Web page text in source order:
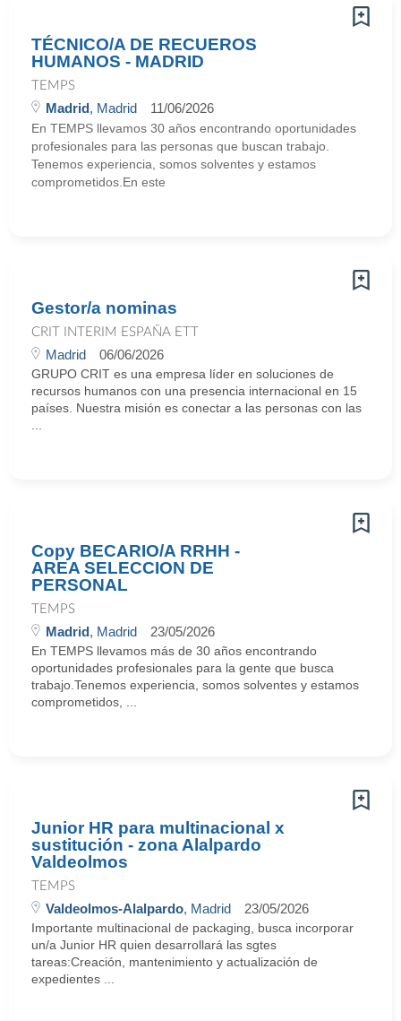
TÉCNICO/A DE RECUEROS
HUMANOS - MADRID
TEMPS
Madrid, Madrid 11/06/2026
En TEMPS llevamos 30 años encontrando oportunidades
profesionales para las personas que buscan trabajo.
Tenemos experiencia, somos solventes y estamos
comprometidos.En este
Gestor/a nominas
CRIT INTERIM ESPAÑA ETT
Madrid 06/06/2026
GRUPO CRIT es una empresa líder en soluciones de
recursos humanos con una presencia internacional en 15
países. Nuestra misión es conectar a las personas con las
Copy BECARIO/A RRHH -
AREA SELECCION DE
PERSONAL
TEMPS
Madrid, Madrid 23/05/2026
En TEMPS llevamos más de 30 años encontrando
oportunidades profesionales para la gente que busca
trabajo.Tenemos experiencia, somos solventes y estamos
comprometidos, ...
Junior HR para multinacional x
sustitución - zona Alalpardo
Valdeolmos
TEMPS
Valdeolmos-Alalpardo, Madrid 23/05/2026
Importante multinacional de packaging, busca incorporar
un/a Junior HR quien desarrollará las sgtes
tareas:Creación, mantenimiento y actualización de
expedientes ...